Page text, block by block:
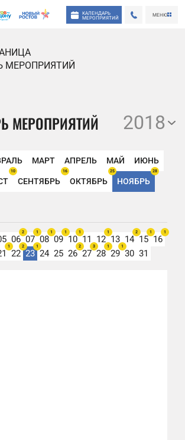
КАЛЕНДАРЬ
МЕРОПРИЯТИЙ
МЕНЮ
МЕРОПРИЯТИЙ
МЕРОПРИЯТИЙ 2018
МАРТ АПРЕЛЬ МАЙ ИЮНЬ
10
СЕНТЯБРЬ
16
ОКТЯБРЬ
25
НОЯБРЬ
28
06
2
07
1
08
1
09
1
10
1
11 12
1
13 14
2
15
1
16
1
1
22
2
23
1
24 25 26
2
27
3
28
1
29
1
30 31